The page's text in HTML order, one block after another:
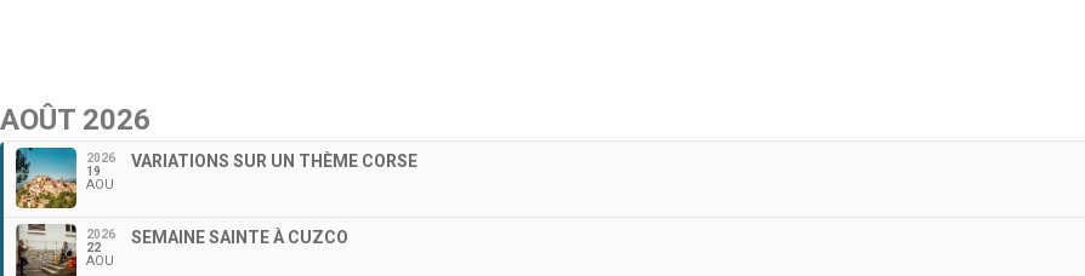
AOÛT 2026
2026
19
AOU
VARIATIONS SUR UN THÈME CORSE
2026
22
AOU
SEMAINE SAINTE À CUZCO